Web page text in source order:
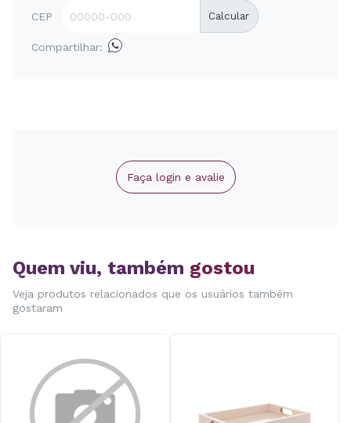
CEP Calcular
Compartilhar:
Faça login e avalie
Quem viu, também gostou
Veja produtos relacionados que os usuários também
gostaram